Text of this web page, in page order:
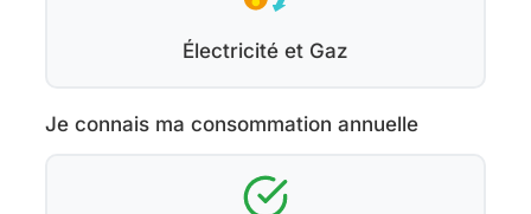
Électricité et Gaz
Je connais ma consommation annuelle